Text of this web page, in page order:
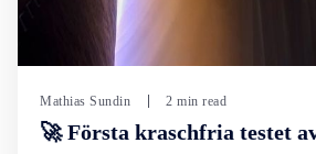
Mathias Sundin 2 min read
🚀 Första kraschfria testet